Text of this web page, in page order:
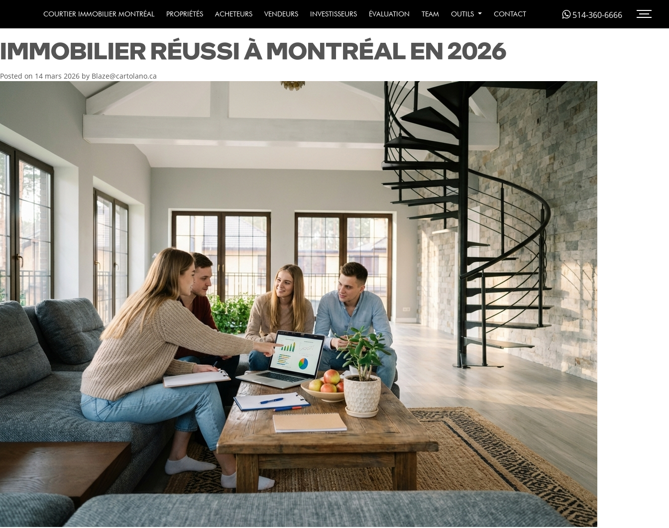
COURTIER IMMOBILIER MONTRÉAL PROPRIÉTÉS ACHETEURS VENDEURS INVESTISSEURS ÉVALUATION TEAM OUTILS CONTACT 514-360-6666
GUIDE COMPLET POUR UN INVESTISSEMENT
IMMOBILIER RÉUSSI À MONTRÉAL EN 2026
Posted on 14 mars 2026 by Blaze@cartolano.ca